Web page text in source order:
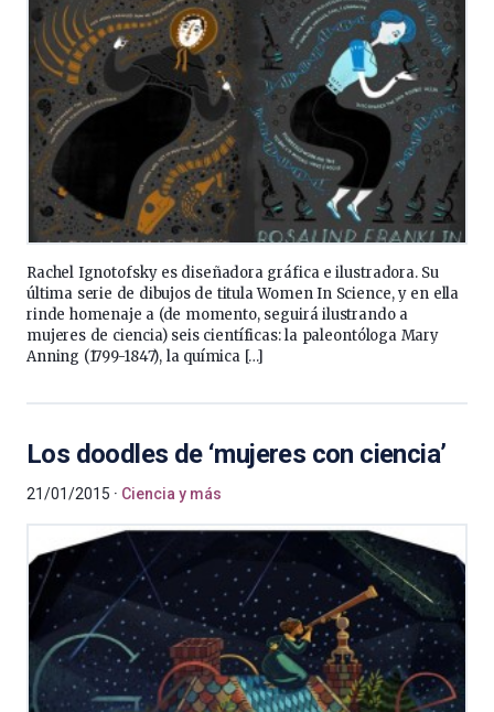
Rachel Ignotofsky es diseñadora gráfica e ilustradora. Su
última serie de dibujos de titula Women In Science, y en ella
rinde homenaje a (de momento, seguirá ilustrando a
mujeres de ciencia) seis científicas: la paleontóloga Mary
Anning (1799-1847), la química […]
Los doodles de ‘mujeres con ciencia’
21/01/2015 Ciencia y más